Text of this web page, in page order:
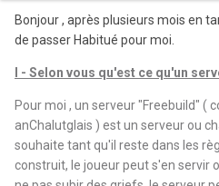
Bonjour , après plusieurs mois en
de passer Habitué pour moi.
I - Selon vous qu'est ce qu'un
Pour moi , un serveur "Freebuild" (
anChalutglais ) est un serveur ou
souhaite tant qu'il reste dans les
construit, le joueur peut s'en servir